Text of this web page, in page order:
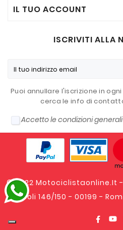
IL TUO ACCOUNT
ISCRIVITI ALLA
Puoi annullare l'iscrizione in
cerca le info di
Accetto le condizioni
© 2022 Motociclistaonline.it -
Tripoli 146/150 - 00199 -